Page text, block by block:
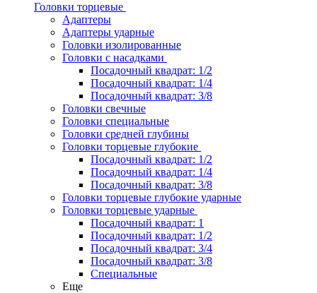
Головки торцевые
Адаптеры
Адаптеры ударные
Головки изолированные
Головки с насадками
Посадочный квадрат: 1/2
Посадочный квадрат: 1/4
Посадочный квадрат: 3/8
Головки свечные
Головки специальные
Головки средней глубины
Головки торцевые глубокие
Посадочный квадрат: 1/2
Посадочный квадрат: 1/4
Посадочный квадрат: 3/8
Головки торцевые глубокие ударные
Головки торцевые ударные
Посадочный квадрат: 1
Посадочный квадрат: 1/2
Посадочный квадрат: 3/4
Посадочный квадрат: 3/8
Специальные
Еще